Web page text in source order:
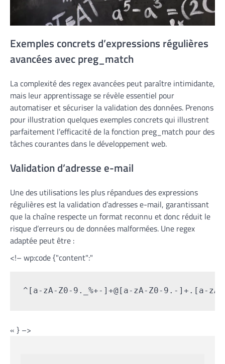
Exemples concrets d’expressions régulières
avancées avec preg_match
La complexité des regex avancées peut paraître intimidante,
mais leur apprentissage se révèle essentiel pour
automatiser et sécuriser la validation des données. Prenons
pour illustration quelques exemples concrets qui illustrent
parfaitement l’efficacité de la fonction preg_match pour des
tâches courantes dans le développement web.
Validation d’adresse e-mail
Une des utilisations les plus répandues des expressions
régulières est la validation d’adresses e-mail, garantissant
que la chaîne respecte un format reconnu et donc réduit le
risque d’erreurs ou de données malformées. Une regex
adaptée peut être :
<!– wp:code {"content":"
^[a-zA-Z0-9._%+-]+@[a-zA-Z0-9.-]+.[a-
« } –>